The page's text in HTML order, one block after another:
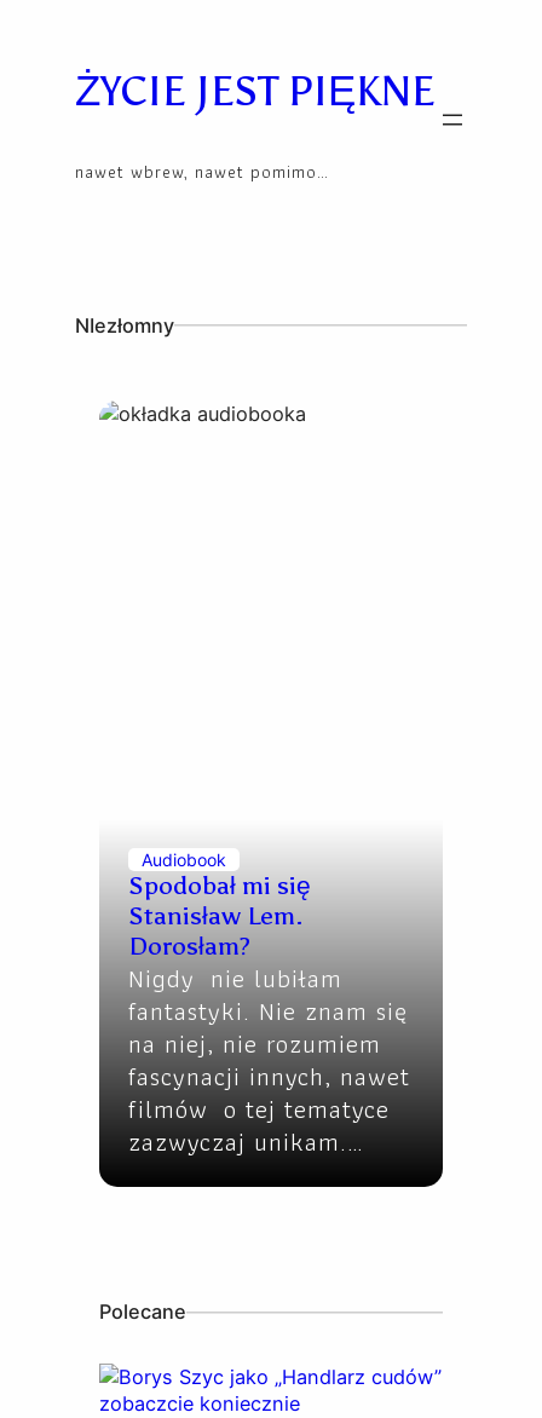
contentŻYCIE JEST PIĘKNE
nawet wbrew, nawet pomimo…
NIezłomny
Audiobook
Spodobał mi się
Stanisław Lem.
Dorosłam?
Nigdy nie lubiłam
fantastyki. Nie znam się
na niej, nie rozumiem
fascynacji innych, nawet
filmów o tej tematyce
zazwyczaj unikam.…
Polecane